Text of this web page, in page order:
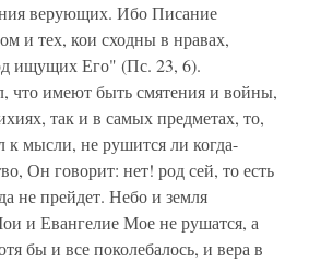
верующих. Ибо Писание
и тех, кои сходны в нравах,
ищущих Его" (Пс. 23, 6).
что имеют быть смятения и войны,
так и в самых предметах, то,
к мысли, не рушится ли когда-
Он говорит: нет! род сей, то есть
не прейдет. Небо и земля
и Евангелие Мое не рушатся, а
бы и все поколебалось, и вера в